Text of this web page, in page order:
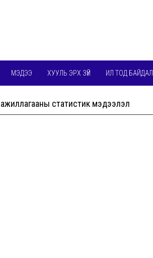
МЭДЭЭ ХУУЛЬ ЭРХ ЗҮЙ ИЛ ТОД БАЙДАЛ
ажиллагааны статистик мэдээлэл